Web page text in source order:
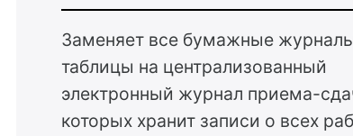
Заменяет все бумажные
таблицы на централизованный
электронный журнал приема-
которых хранит записи о всех